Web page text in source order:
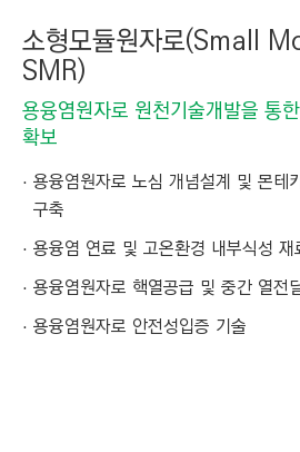
소형모듈원자로(Small
SMR)
용융염원자로 원천기술개발을 통
확보
용융염원자로 노심 개념설계 및 몬테
구축
용융염 연료 및 고온환경 내부식성 재
용융염원자로 핵열공급 및 중간 열전
용융염원자로 안전성입증 기술